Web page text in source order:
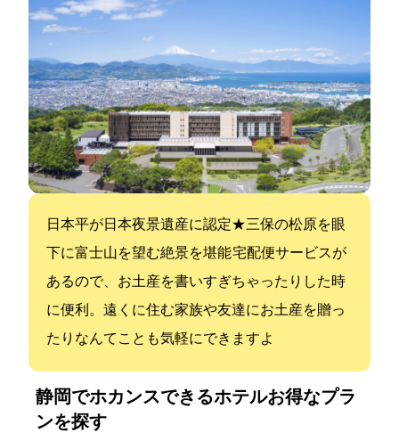
日本平が日本夜景遺産に認定★三保の松原を眼
下に富士山を望む絶景を堪能 宅配便サービスが
あるので、お土産を書いすぎちゃったりした時
に便利。遠くに住む家族や友達にお土産を贈っ
たりなんてことも気軽にできますよ
静岡でホカンスできるホテル:お得なプラ
ンを探す